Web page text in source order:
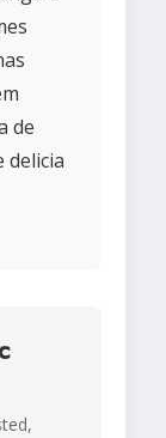
de
delicia